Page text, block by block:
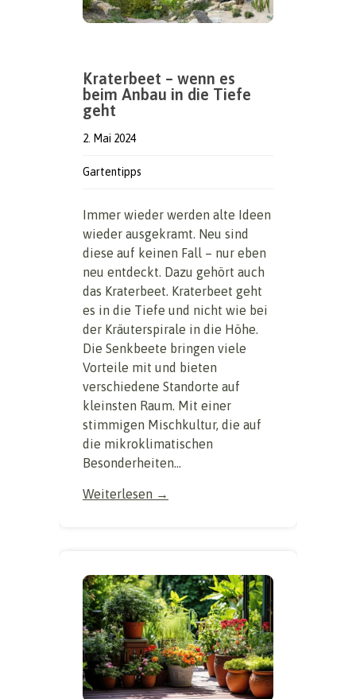
Kraterbeet – wenn es
beim Anbau in die Tiefe
geht
2. Mai 2024
Gartentipps
Immer wieder werden alte Ideen
wieder ausgekramt. Neu sind
diese auf keinen Fall – nur eben
neu entdeckt. Dazu gehört auch
das Kraterbeet. Kraterbeet geht
es in die Tiefe und nicht wie bei
der Kräuterspirale in die Höhe.
Die Senkbeete bringen viele
Vorteile mit und bieten
verschiedene Standorte auf
kleinsten Raum. Mit einer
stimmigen Mischkultur, die auf
die mikroklimatischen
Besonderheiten...
Weiterlesen →